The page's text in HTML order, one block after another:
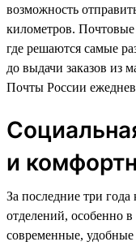
возможность
километров.
где решаются самые
до выдачи заказов из
Почты России
и
За последние три
отделений, особенно в
современные, удобные